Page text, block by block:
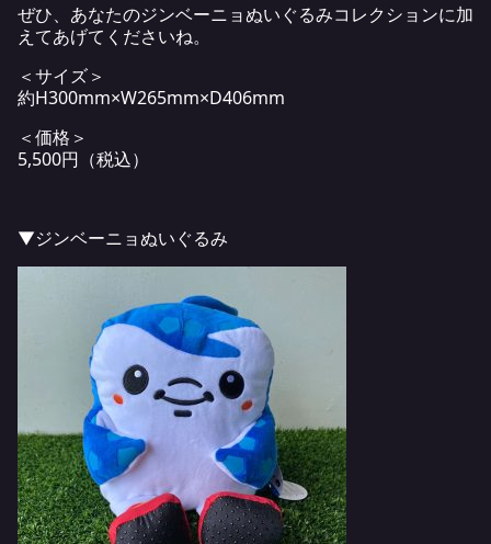
ぜひ、あなたのジンベーニョぬいぐるみコレクションに加
えてあげてくださいね。
＜サイズ＞
約H300mm×W265mm×D406mm
＜価格＞
5,500円（税込）
▼ジンベーニョぬいぐるみ